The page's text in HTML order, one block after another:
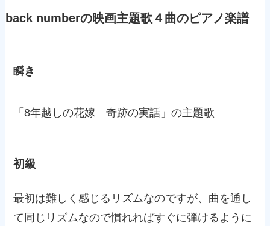
back numberの映画主題歌４曲のピアノ楽譜
瞬き
「8年越しの花嫁 奇跡の実話」の主題歌
初級
最初は難しく感じるリズムなのですが、曲を通し
て同じリズムなので慣れればすぐに弾けるように